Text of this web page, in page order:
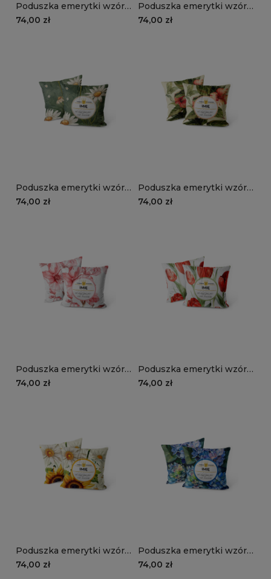
Poduszka emerytki wzór
EM21 | niezapominajki
74,00 zł
Poduszka emerytki wzór
EM20 | stokrotki
74,00 zł
Poduszka emerytki wzór
EM19 | stokrotki na
74,00 zł
Poduszka emerytki wzór
EM18 | hibiskus
74,00 zł
Poduszka emerytki wzór
EM17 | różowe kwiaty
74,00 zł
Poduszka emerytki wzór
EM16 | tulipany
74,00 zł
Poduszka emerytki wzór
EM15 | słoneczniki
74,00 zł
Poduszka emerytki wzór
EM14 | hortensje
74,00 zł